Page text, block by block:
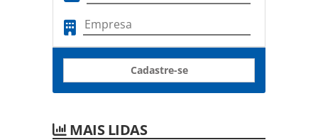
Cadastre-se
MAIS LIDAS